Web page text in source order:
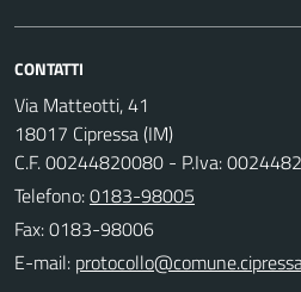
CONTATTI
Via Matteotti, 41
18017 Cipressa (IM)
C.F. 00244820080 - P.Iva:
Telefono:0183-98005
Fax: 0183-98006
E-mail: